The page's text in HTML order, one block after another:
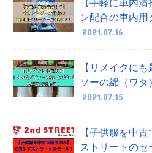
【手軽に車内
ン配合の車内用
2021.07.16
【リメイクに
ソーの綿（ワタ
2021.07.15
【子供服を中
ストリートの